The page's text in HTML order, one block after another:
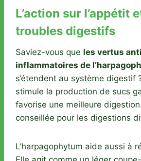
L’action sur l’appétit
troubles digestifs
Saviez-vous que les vertus
inflammatoires de
s’étendent au système digestif
stimule la production de sucs
favorise une meilleure
conseillée pour les digestions
L’harpagophytum aide aussi à